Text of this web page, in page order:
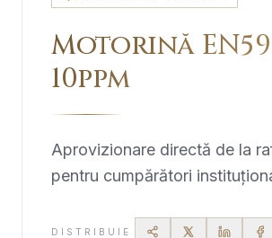
Motorină
10ppm
Aprovizionare directă de la
pentru cumpărători
DISTRIBUIE